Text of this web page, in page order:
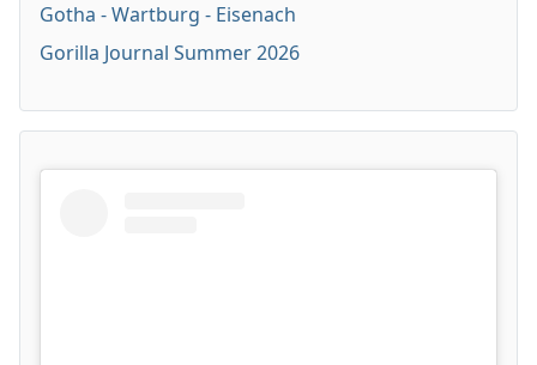
Gotha - Wartburg - Eisenach
Gorilla Journal Summer 2026